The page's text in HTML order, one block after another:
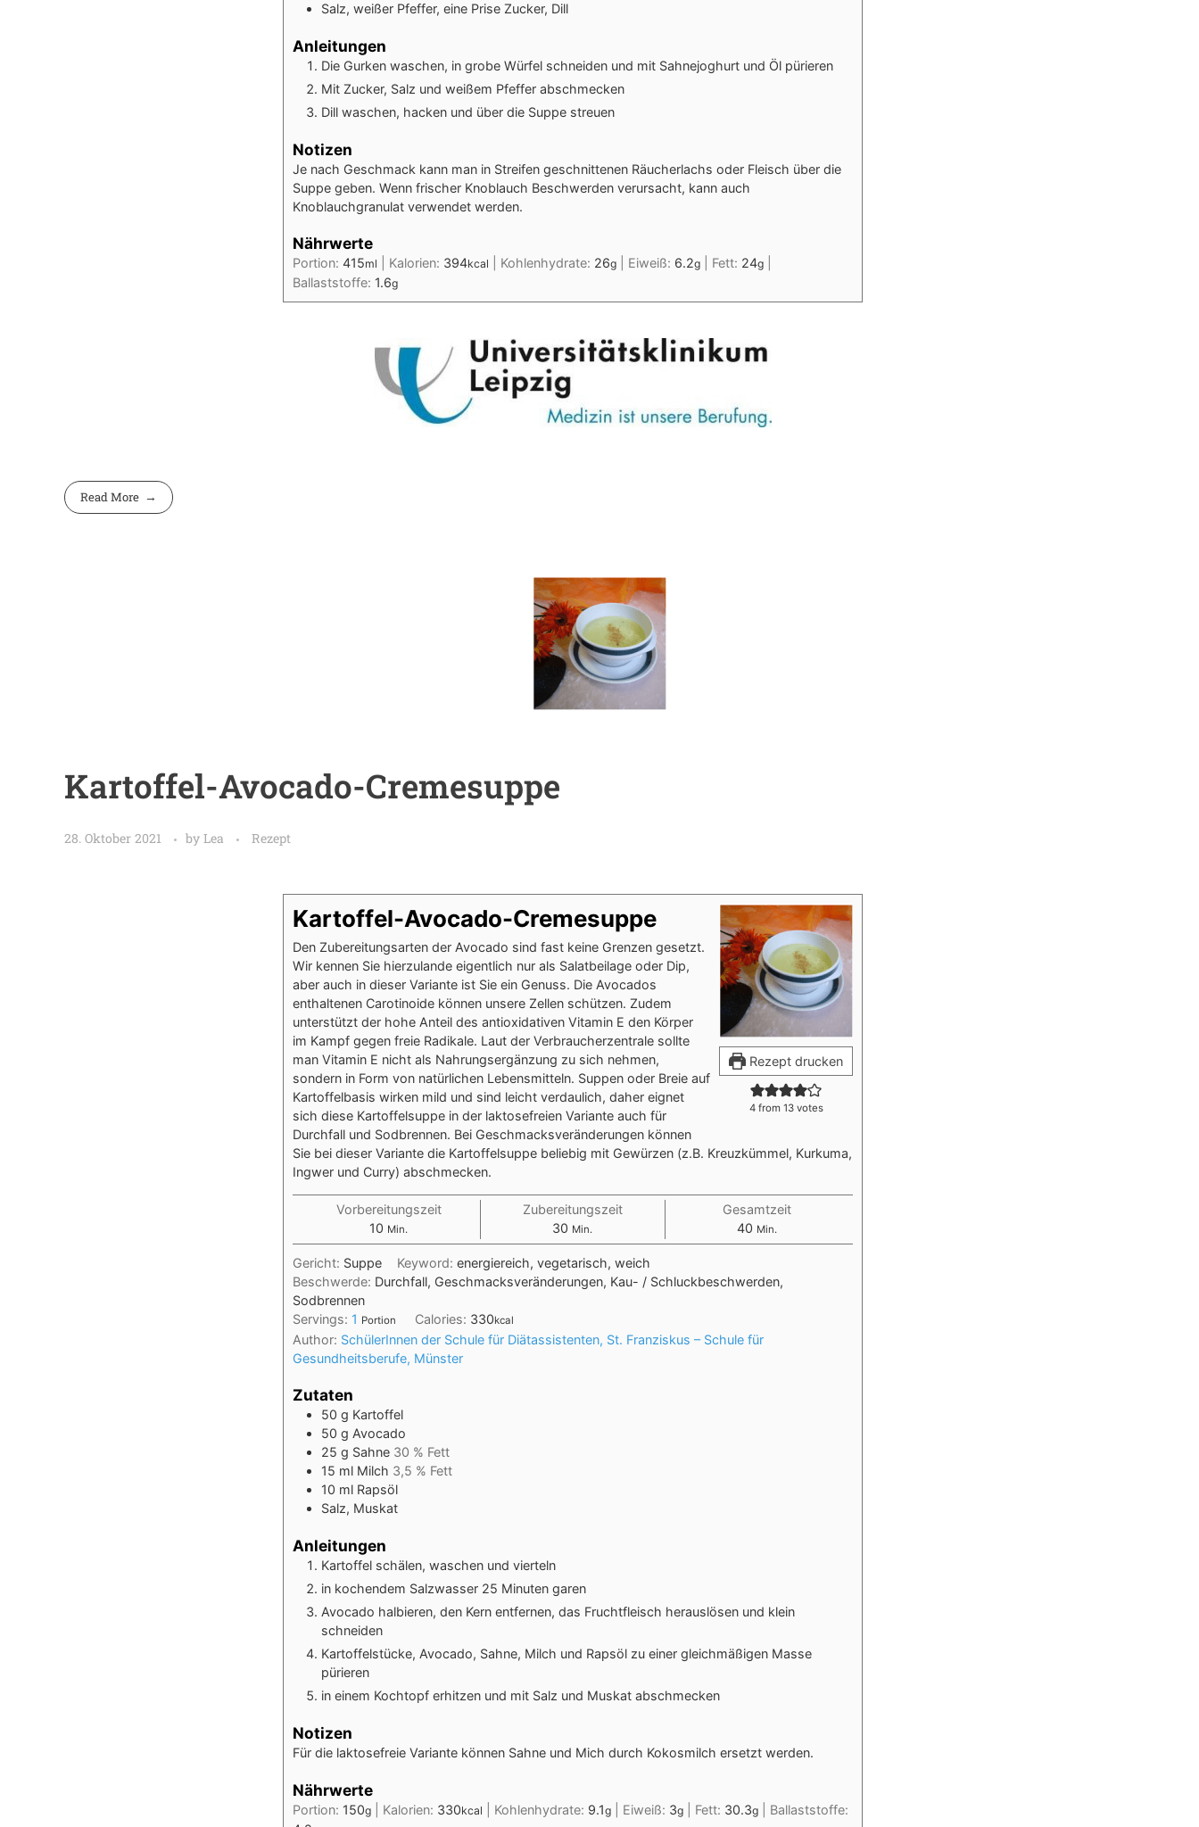
Salz, weißer Pfeffer, eine Prise Zucker, Dill
Anleitungen
Die Gurken waschen, in grobe Würfel schneiden und mit Sahnejoghurt und Öl pürieren
Mit Zucker, Salz und weißem Pfeffer abschmecken
Dill waschen, hacken und über die Suppe streuen
Notizen
Je nach Geschmack kann man in Streifen geschnittenen Räucherlachs oder Fleisch über die
Suppe geben. Wenn frischer Knoblauch Beschwerden verursacht, kann auch
Knoblauchgranulat verwendet werden.
Nährwerte
Portion: 415ml Kalorien: 394kcal Kohlenhydrate: 26g Eiweiß: 6.2g Fett: 24g
Ballaststoffe: 1.6g
Read More
Kartoffel-Avocado-Cremesuppe
28. Oktober 2021 by Lea Rezept
Rezept drucken
4from 13votes
Kartoffel-Avocado-Cremesuppe
Den Zubereitungsarten der Avocado sind fast keine Grenzen gesetzt.
Wir kennen Sie hierzulande eigentlich nur als Salatbeilage oder Dip,
aber auch in dieser Variante ist Sie ein Genuss. Die Avocados
enthaltenen Carotinoide können unsere Zellen schützen. Zudem
unterstützt der hohe Anteil des antioxidativen Vitamin E den Körper
im Kampf gegen freie Radikale. Laut der Verbraucherzentrale sollte
man Vitamin E nicht als Nahrungsergänzung zu sich nehmen,
sondern in Form von natürlichen Lebensmitteln. Suppen oder Breie auf
Kartoffelbasis wirken mild und sind leicht verdaulich, daher eignet
sich diese Kartoffelsuppe in der laktosefreien Variante auch für
Durchfall und Sodbrennen. Bei Geschmacksveränderungen können
Sie bei dieser Variante die Kartoffelsuppe beliebig mit Gewürzen (z.B. Kreuzkümmel, Kurkuma,
Ingwer und Curry) abschmecken.
Vorbereitungszeit
10 Min.
Zubereitungszeit
30 Min.
Gesamtzeit
40 Min.
Gericht: Suppe Keyword:energiereich, vegetarisch, weich
Beschwerde: Durchfall, Geschmacksveränderungen, Kau- / Schluckbeschwerden,
Sodbrennen
Servings: 1 Portion Calories: 330kcal
Author: SchülerInnen der Schule für Diätassistenten, St. Franziskus – Schule für
Gesundheitsberufe, Münster
Zutaten
50 g Kartoffel
50 g Avocado
25 g Sahne 30 % Fett
15 ml Milch 3,5 % Fett
10 ml Rapsöl
Salz, Muskat
Anleitungen
Kartoffel schälen, waschen und vierteln
in kochendem Salzwasser 25 Minuten garen
Avocado halbieren, den Kern entfernen, das Fruchtfleisch herauslösen und klein
schneiden
Kartoffelstücke, Avocado, Sahne, Milch und Rapsöl zu einer gleichmäßigen Masse
pürieren
in einem Kochtopf erhitzen und mit Salz und Muskat abschmecken
Notizen
Für die laktosefreie Variante können Sahne und Mich durch Kokosmilch ersetzt werden.
Nährwerte
Portion: 150g Kalorien: 330kcal Kohlenhydrate: 9.1g Eiweiß: 3g Fett: 30.3g
Ballaststoffe: